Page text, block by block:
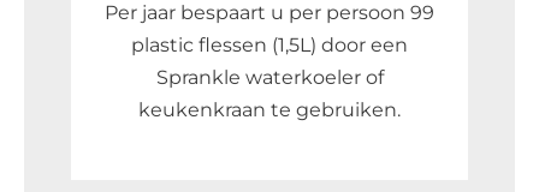
Per jaar bespaart u per persoon 99
plastic flessen (1,5L) door een
Sprankle waterkoeler of
keukenkraan te gebruiken.